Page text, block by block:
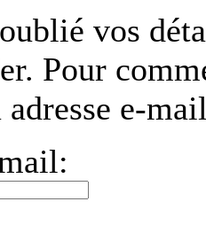
vos
Pour
e-